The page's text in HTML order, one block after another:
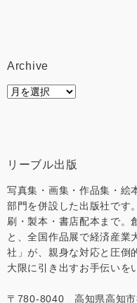
Archive
Archive
リーブル出版
写真集・画集・作品集・絵
部門を併設した出版社です
刷・製本・書店配本まで。
と、全国作品展で経済産業
社」が、親身な対応と圧倒
大限に引き出すお手伝いを
〒780-8040 高知県高知市